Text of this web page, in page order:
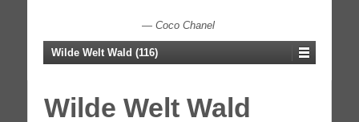
— Coco Chanel
Wilde Welt Wald (116)
Wilde Welt Wald